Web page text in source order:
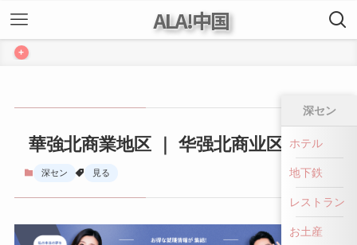
ALA!中国
+
華強北商業地区 ｜ 华强北商业区
深セン 見る
深セン
ホテル
地下鉄
レストラン
お土産